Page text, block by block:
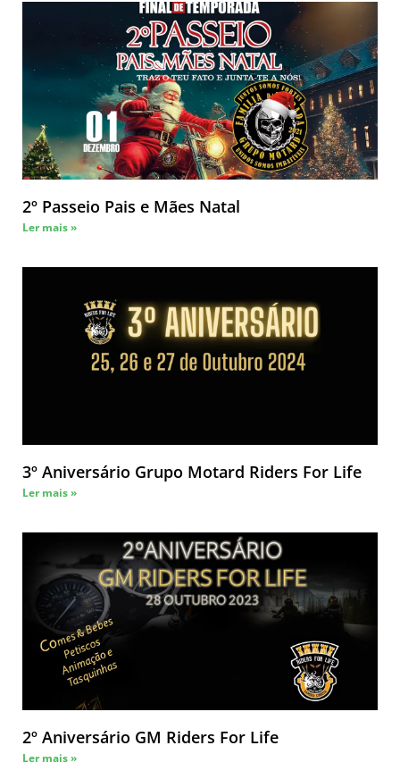
2º Passeio Pais e Mães Natal
Ler mais »
3º Aniversário Grupo Motard Riders For Life
Ler mais »
2º Aniversário GM Riders For Life
Ler mais »